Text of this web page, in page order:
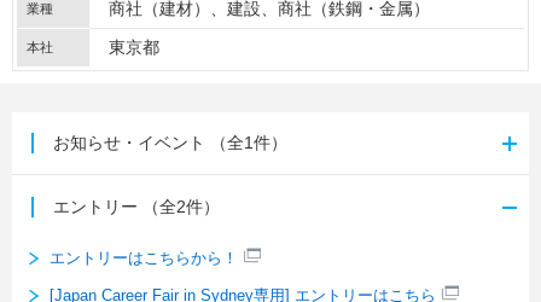
業種 商社（建材） 建設 商社（鉄鋼・金属）
本社 東京都
お知らせ・イベント （全1件）
エントリー （全2件）
エントリーはこちらから！
[Japan Career Fair in Sydney専用] エントリーはこちら